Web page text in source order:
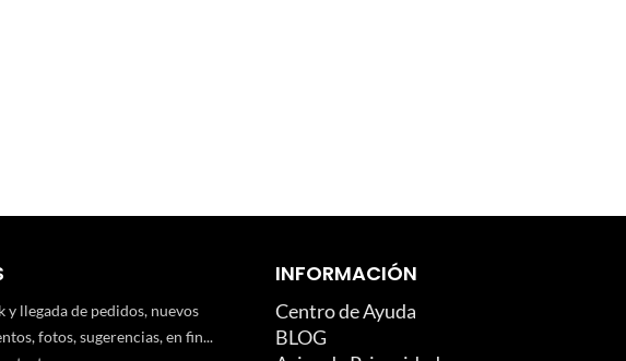
y llegada de pedidos, nuevos
fotos, sugerencias, en fin...
INFORMACIÓN
Centro de Ayuda
BLOG